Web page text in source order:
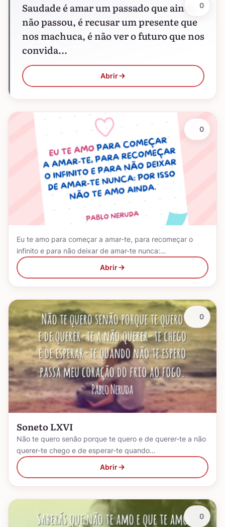
Saudade é amar um passado que ainda
não passou, é recusar um presente que
nos machuca, é não ver o futuro que nos
convida...
Abrir
0
Eu te amo para começar a amar-te, para recomeçar o
infinito e para não deixar de amar-te nunca:…
Abrir
0
Soneto LXVI
Não te quero senão porque te quero e de querer-te a não
querer-te chego e de esperar-te quando…
Abrir
0
0